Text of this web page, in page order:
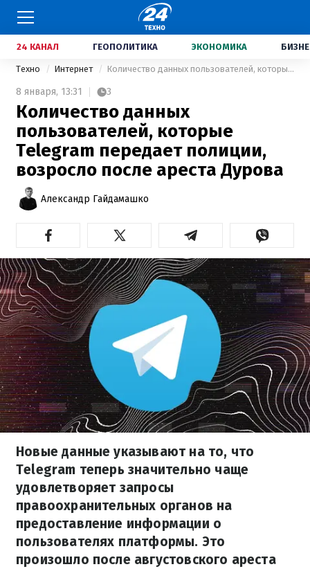
24 КАНАЛ ГЕОПОЛИТИКА ЭКОНОМИКА
Техно Интернет Количество данных пользователей, которые Telegram передает полиции, возросло после ареста Дурова
8 января, 13:31 3
Количество данных
пользователей, которые
Telegram передает полиции,
возросло после ареста Дурова
Александр Гайдамашко
Новые данные указывают на то, что
Telegram теперь значительно чаще
удовлетворяет запросы
правоохранительных органов на
предоставление информации о
пользователях платформы. Это
произошло после августовского ареста